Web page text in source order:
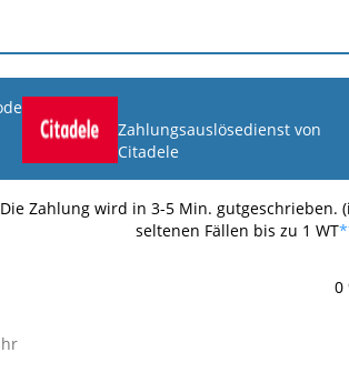
Zahlungsauslösedienst von
Citadele
Die Zahlung wird in 3-5 Min. gutgeschrieben.
seltenen Fällen bis zu 1 WT
0